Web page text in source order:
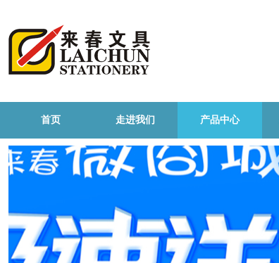
首页 走进我们 产品中心